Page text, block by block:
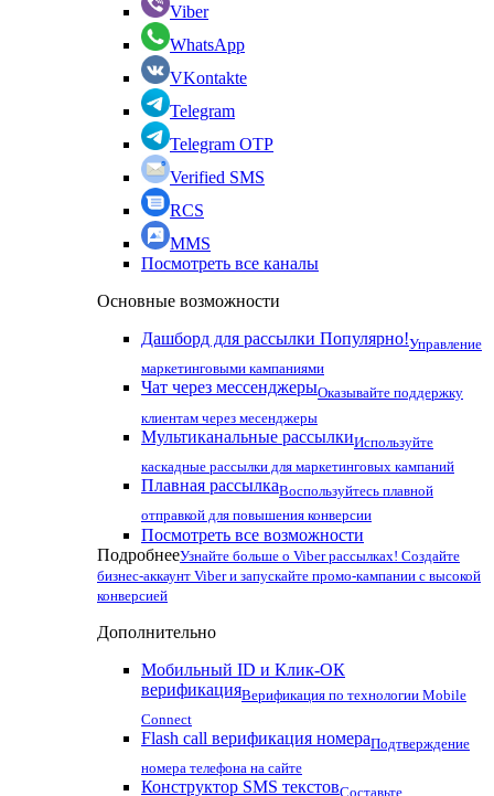
Viber
WhatsApp
VKontakte
Telegram
Telegram OTP
Verified SMS
RCS
MMS
Посмотреть все каналы
Основные возможности
Дашборд для рассылки Популярно!Управление
маркетинговыми кампаниями
Чат через мессенджерыОказывайте поддержку
клиентам через месенджеры
Мультиканальные рассылкиИспользуйте
каскадные рассылки для маркетинговых кампаний
Плавная рассылкаВоспользуйтесь плавной
отправкой для повышения конверсии
Посмотреть все возможности
ПодробнееУзнайте больше о Viber рассылках! Создайте
бизнес-аккаунт Viber и запускайте промо-кампании с высокой
конверсией
Дополнительно
Мобильный ID и Клик-ОК
верификацияВерификация по технологии Mobile
Connect
Flash call верификация номераПодтверждение
номера телефона на сайте
Конструктор SMS текстовСоставьте